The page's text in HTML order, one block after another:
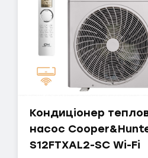
Кондиціонер
насос
S12FTXAL2-SC Wi-Fi
IDEA DC
IDEA PRO
Samurai DC
MIDEA
Forest DC Inverter